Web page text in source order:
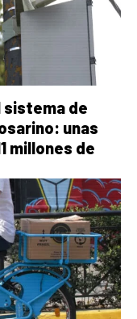
sistema de
unas
millones de